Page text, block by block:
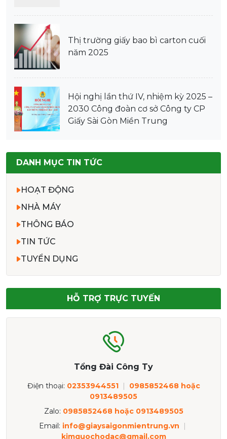
Thị trường giấy bao bì carton cuối
năm 2025
Hội nghị lần thứ IV, nhiệm kỳ 2025 –
2030 Công đoàn cơ sở Công ty CP
Giấy Sài Gòn Miền Trung
DANH MỤC TIN TỨC
HOẠT ĐỘNG
NHÀ MÁY
THÔNG BÁO
TIN TỨC
TUYỂN DỤNG
HỖ TRỢ TRỰC TUYẾN
Tổng Đài Công Ty
Điện thoại: 02353944551 |
0985852468 hoặc
0913489505
Zalo: 0985852468 hoặc 0913489505
Email: info@giaysaigonmientrung.vn
|
kimquochodac@gmail.com